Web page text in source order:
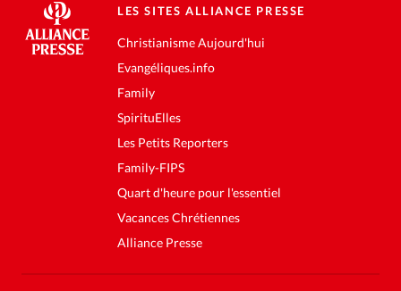
LES SITES ALLIANCE PRESSE
Christianisme Aujourd'hui
Evangéliques.info
Family
SpirituElles
Les Petits Reporters
Family-FIPS
Quart d'heure pour l'essentiel
Vacances Chrétiennes
Alliance Presse